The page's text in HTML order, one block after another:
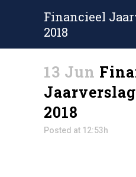
Financieel
2018
13 Jun
2018
Posted at 12:53h